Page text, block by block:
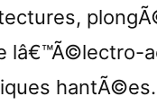
lâ€™Ã©lectro-
hantÃ©es.